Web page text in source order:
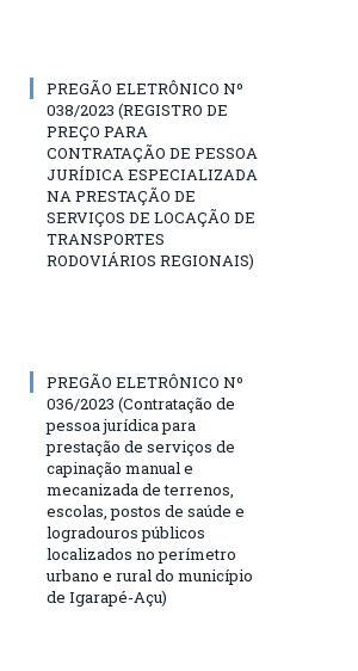
PREGÃO ELETRÔNICO Nº
038/2023 (REGISTRO DE
PREÇO PARA
CONTRATAÇÃO DE PESSOA
JURÍDICA ESPECIALIZADA
NA PRESTAÇÃO DE
SERVIÇOS DE LOCAÇÃO DE
TRANSPORTES
RODOVIÁRIOS REGIONAIS)
PREGÃO ELETRÔNICO Nº
036/2023 (Contratação de
pessoa jurídica para
prestação de serviços de
capinação manual e
mecanizada de terrenos,
escolas, postos de saúde e
logradouros públicos
localizados no perímetro
urbano e rural do município
de Igarapé-Açu)